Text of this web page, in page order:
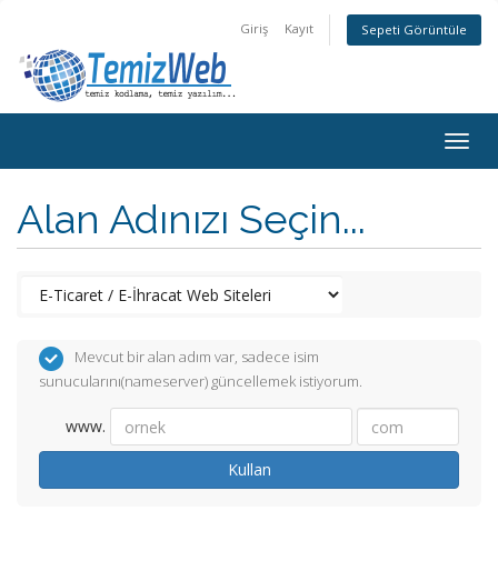
Giriş Kayıt Sepeti Görüntüle
Alan Adınızı Seçin...
Mevcut bir alan adım var, sadece isim
sunucularını(nameserver) güncellemek istiyorum.
www.
Kullan